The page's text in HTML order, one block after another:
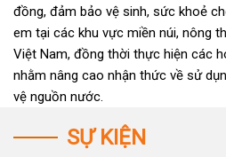
đồng, đảm bảo vệ sinh, sức khoẻ
em tại các khu vực miền núi, nông
Việt Nam, đồng thời thực hiện các
nhằm nâng cao nhận thức về sử
vệ nguồn nước.
SỰ KIỆN